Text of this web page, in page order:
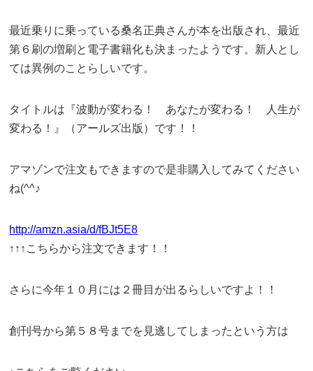
最近乗りに乗っている桑名正典さんが本を出版され、最近
第６刷の増刷と電子書籍化も決まったようです。新人とし
ては異例のことらしいです。
タイトルは『波動が変わる！ あなたが変わる！ 人生が
変わる！』（アールズ出版）です！！
アマゾンで注文もできますので是非購入してみてください
ね(^^♪
http://amzn.asia/d/fBJt5E8
↑↑↑こちらから注文できます！！
さらに今年１０月には２冊目が出るらしいですよ！！
創刊号から第５８号までを見逃してしまったという方は